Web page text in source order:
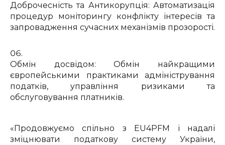
Доброчесність та Антикорупція: Автоматизація
процедур моніторингу конфлікту інтересів та
запровадження сучасних механізмів прозорості.
Обмін досвідом: Обмін найкращими
європейськими практиками адміністрування
податків, управління ризиками та
обслуговування платників.
«Продовжуємо спільно з EU4PFM і надалі
зміцнювати податкову систему України,